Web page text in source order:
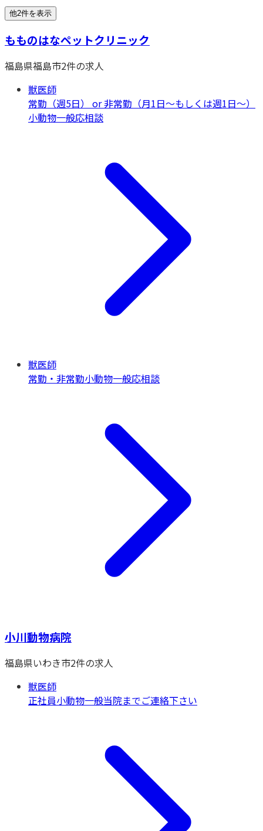
他2件を表示
もものはなペットクリニック
福島県福島市2件の求人
獣医師
常勤（週5日） or 非常勤（月1日〜もしくは週1日〜）
小動物一般応相談
獣医師
常勤・非常勤小動物一般応相談
小川動物病院
福島県いわき市2件の求人
獣医師
正社員小動物一般当院までご連絡下さい